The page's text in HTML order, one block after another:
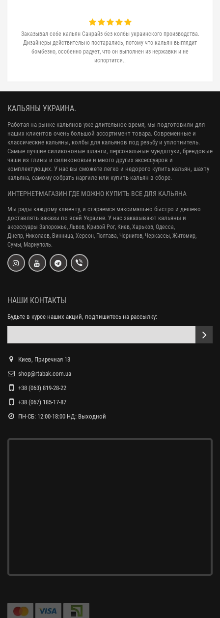
Заказывал себе кальян Санрайз без колбы украинского производства.
Дизайнеры действительно постарались, потому что кальян выглядит
бомбезно, особенно радует, что он выполнен из нержавки и не
испортится..
КАЛЬЯНЫ УКРАИНА.
Работая на рынке кальянов уже длительное время, мы подготовили для
наших клиентов очень большой ассортимент товара. Современные и
классические кальяны, колбы для кальянов под резьбу и уплотнитель.
Самые лучшие силиконовые шланги, персональные мундштуки, брендовые
чаши из глины и силиконовые и много других аксессуаров и
комплектующих. У нас вы сможете легко и недорого купить кальян, шахту
кальяна, самому собрать наргиле или купить кальян в сборе.
ИНТЕРНЕТ-МАГАЗИН ГДЕ МОЖНО КУПИТЬ ВСЕ ДЛЯ КАЛЬЯНА
Мы рады каждому клиенту, и стараемся максимально быстро и дешево
доставлять заказы по всей Украине. У нас заказывают кальяны и
аксессуары Запорожье, Львов, Кривой Рог, Киев, Харьков, Одесса,
Днепр, Николаев, Винница, Херсон, Полтава, Чернигов, Черкассы, Житомир,
Сумы, Мариуполь.
НАШИ КОНТАКТЫ
Будьте в курсе наших акций, подпишитесь на рассылку:
Киев, Приречная 13
shop@rtabak.com.ua
+38 (063) 819-28-22
+38 (067) 185-17-87
ПН-СБ: 12:00-18:00 НД: Выходной